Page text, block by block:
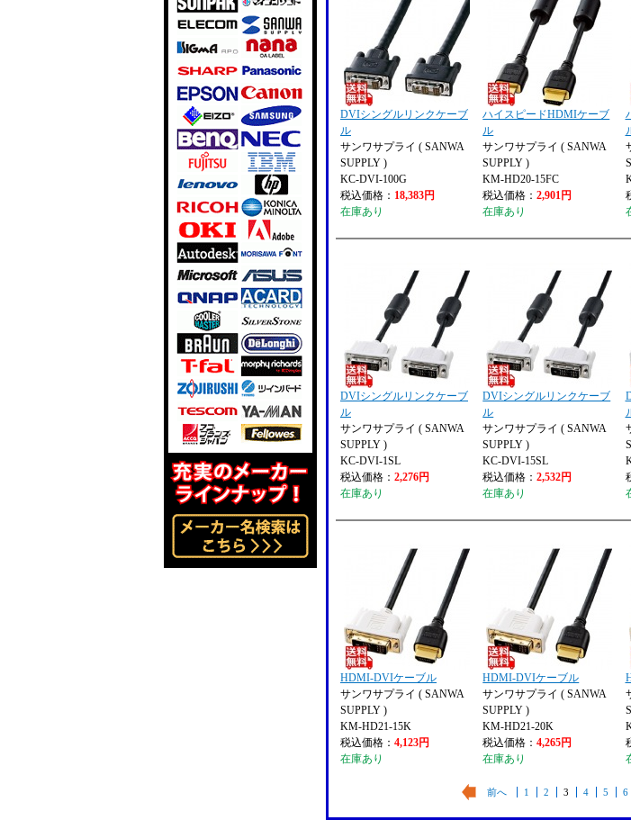
DVIシングルリンクケーブ
ル
サンワサプライ ( SANWA
SUPPLY )
KC-DVI-100G
税込価格： 18,383円
在庫あり
ハイスピードHDMIケーブ
ル
サンワサプライ ( SANWA
SUPPLY )
KM-HD20-15FC
税込価格：2,901円
在庫あり
DVIシングルリンクケーブ
ル
サンワサプライ ( SANWA
SUPPLY )
KC-DVI-1SL
税込価格： 2,276円
在庫あり
DVIシングルリンクケーブ
ル
サンワサプライ ( SANWA
SUPPLY )
KC-DVI-15SL
税込価格：2,532円
在庫あり
HDMI-DVIケーブル
サンワサプライ ( SANWA
SUPPLY )
KM-HD21-15K
税込価格： 4,123円
在庫あり
HDMI-DVIケーブル
サンワサプライ ( SANWA
SUPPLY )
KM-HD21-20K
税込価格：4,265円
在庫あり
前へ 1 2 3 4 5 6